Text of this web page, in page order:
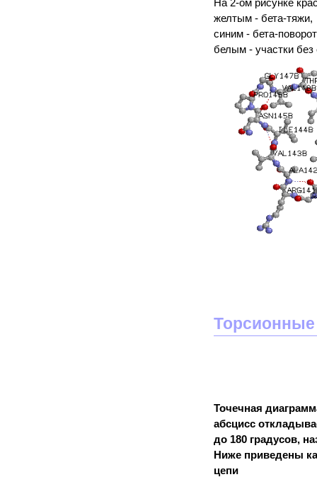
желтым - бета-тяжи,
синим - бета-
белым - участки без
Точечная
абсцисс
до 180 градусов,
Ниже приведены
цепи